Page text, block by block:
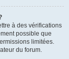
à des vérifications
possible que
limitées.
du forum.